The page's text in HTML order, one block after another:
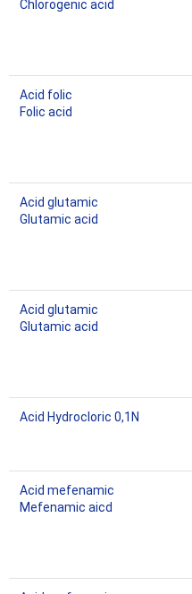
Chlorogenic acid
Acid folic
Folic acid
Acid glutamic
Glutamic acid
Acid glutamic
Glutamic acid
Acid Hydrocloric 0,1N
Acid mefenamic
Mefenamic aicd